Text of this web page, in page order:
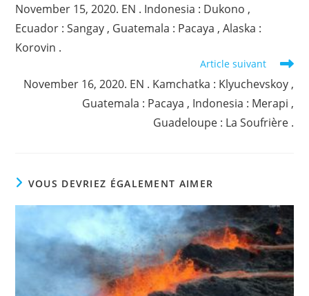
articles
November 15, 2020. EN . Indonesia : Dukono ,
Ecuador : Sangay , Guatemala : Pacaya , Alaska :
Korovin .
Article suivant
November 16, 2020. EN . Kamchatka : Klyuchevskoy ,
Guatemala : Pacaya , Indonesia : Merapi ,
Guadeloupe : La Soufrière .
VOUS DEVRIEZ ÉGALEMENT AIMER